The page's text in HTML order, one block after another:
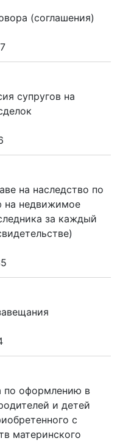
(соглашения)
супругов на
на наследство по
на недвижимое
за каждый
по оформлению в
и детей
с
материнского